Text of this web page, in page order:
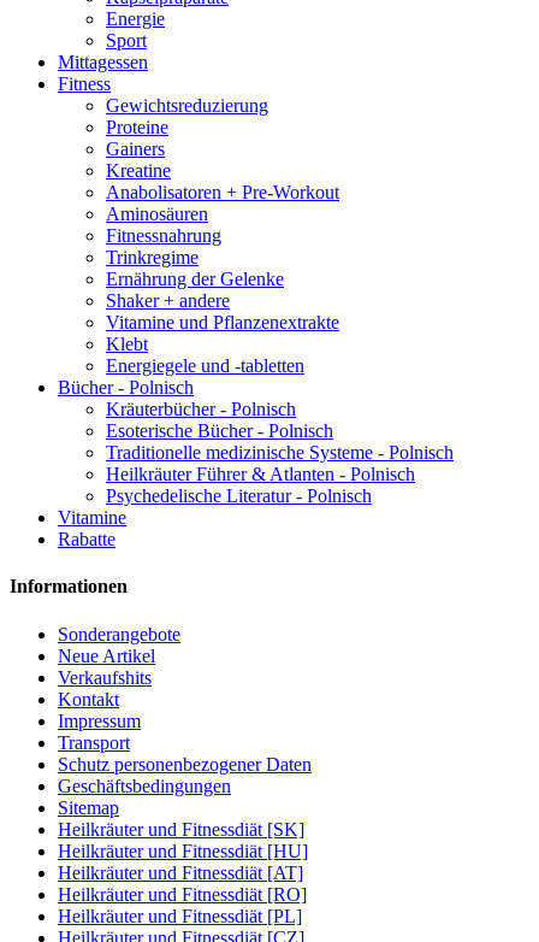
Energie
Sport
Mittagessen
Fitness
Gewichtsreduzierung
Proteine
Gainers
Kreatine
Anabolisatoren + Pre-Workout
Aminosäuren
Fitnessnahrung
Trinkregime
Ernährung der Gelenke
Shaker + andere
Vitamine und Pflanzenextrakte
Klebt
Energiegele und -tabletten
Bücher - Polnisch
Kräuterbücher - Polnisch
Esoterische Bücher - Polnisch
Traditionelle medizinische Systeme - Polnisch
Heilkräuter Führer & Atlanten - Polnisch
Psychedelische Literatur - Polnisch
Vitamine
Rabatte
Informationen
Sonderangebote
Neue Artikel
Verkaufshits
Kontakt
Impressum
Transport
Schutz personenbezogener Daten
Geschäftsbedingungen
Sitemap
Heilkräuter und Fitnessdiät [SK]
Heilkräuter und Fitnessdiät [HU]
Heilkräuter und Fitnessdiät [AT]
Heilkräuter und Fitnessdiät [RO]
Heilkräuter und Fitnessdiät [PL]
Heilkräuter und Fitnessdiät [CZ]